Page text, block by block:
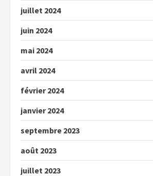
juillet 2024
juin 2024
mai 2024
avril 2024
février 2024
janvier 2024
septembre 2023
août 2023
juillet 2023